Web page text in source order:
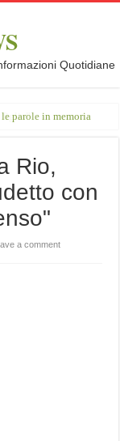
Quotidiane
parole in memoria
Rio,
con
a comment